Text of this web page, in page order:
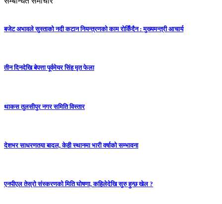
बजेट अभावले सुस्ताको नदी कटान नियन्त्रणको काम रोकिँदैन : मुख्यमन्त्री आचार्य
तीन दिनदेखि बेपत्ता पूर्वमेयर सिंह मृत फेला
थाकस तुलसीपुर नगर समिति विस्तार
देशभर साधरणतया बादल, केही स्थानमा भारी वर्षाको सम्भावना
एनपीएल तेस्रो संस्करणको मिति घोषणा, कहिलेदेखि सुरु हुन्छ खेल ?